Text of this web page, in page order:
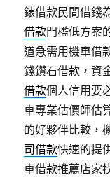
錶借款民間借錢
借款門檻低方案
道急需用機車借
錢鑽石借款，資
借款個人信用要
車專業估價師估
的好夥伴比較，
司借款快速的提
車借款推薦店家